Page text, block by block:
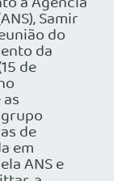
Samir
do
da
de
de
em
ANS e